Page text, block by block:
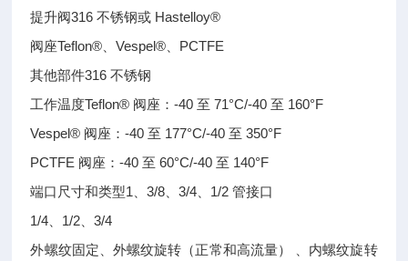
提升阀316 不锈钢或 Hastelloy®
阀座Teflon®、Vespel®、PCTFE
其他部件316 不锈钢
工作温度Teflon® 阀座：-40 至 71°C/-40 至 160°F
Vespel® 阀座：-40 至 177°C/-40 至 350°F
PCTFE 阀座：-40 至 60°C/-40 至 140°F
端口尺寸和类型1、3/8、3/4、1/2 管接口
1/4、1/2、3/4
外螺纹固定、外螺纹旋转（正常和高流量） 、内螺纹旋转